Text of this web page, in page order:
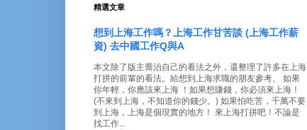
精選文章
想到上海工作嗎？上海工作甘苦談 (上海工作薪
資) 去中國工作Q與A
本文除了版主喬治自己的看法之外，還整理了許多在上海
打拼的前輩的看法。給想到上海求職的朋友參考。 如果
你年輕，你應該來上海 ！如果想賺錢，你必須來上海！
(不來到上海，不知道你的錢少。) 如果怕吃苦，千萬不要
到上海，上海是個現實的地方！ 來上海打拼吧！不論是
找工作...